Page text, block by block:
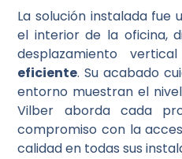
La solución instalada fue
el interior de la oficina,
desplazamiento
eficiente. Su acabado
entorno muestran el
Vilber aborda cada
compromiso con la
calidad en todas sus